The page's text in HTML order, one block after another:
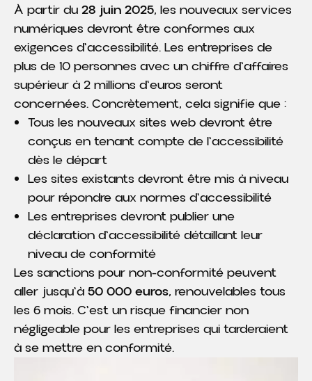
À partir du 28 juin 2025, les nouveaux services
numériques devront être conformes aux
exigences d'accessibilité. Les entreprises de
plus de 10 personnes avec un chiffre d'affaires
supérieur à 2 millions d'euros seront
concernées. Concrètement, cela signifie que :
Tous les nouveaux sites web devront être
conçus en tenant compte de l'accessibilité
dès le départ
Les sites existants devront être mis à niveau
pour répondre aux normes d'accessibilité
Les entreprises devront publier une
déclaration d'accessibilité détaillant leur
niveau de conformité
Les sanctions pour non-conformité peuvent
aller jusqu'à 50 000 euros, renouvelables tous
les 6 mois. C'est un risque financier non
négligeable pour les entreprises qui tarderaient
à se mettre en conformité.